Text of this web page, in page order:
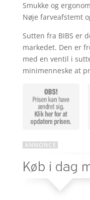
Smukke og
Nøje farveafstemt
Sutten fra BIBS er
markedet. Den er
med en ventil i
minimenneske at